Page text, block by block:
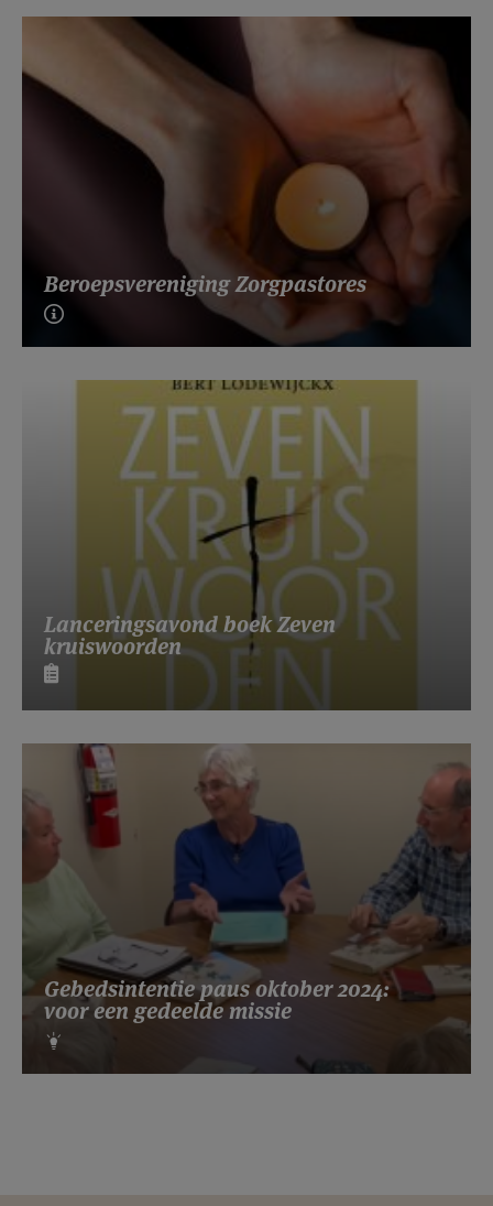
Beroepsvereniging Zorgpastores
Lanceringsavond boek Zeven
kruiswoorden
Gebedsintentie paus oktober 2024:
voor een gedeelde missie